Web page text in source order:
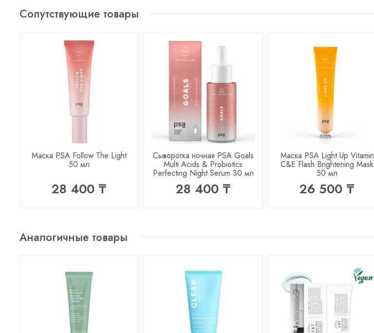
Сопутствующие товары
Маска PSA Follow The Light
50 мл
28 400 ₸
Сыворотка ночная PSA Goals
Multi Acids & Probiotics
Perfecting Night Serum 30 мл
28 400 ₸
Маска PSA Light Up Vitamin
C&E Flash Brightening Mask
50 мл
26 500 ₸
Аналогичные товары